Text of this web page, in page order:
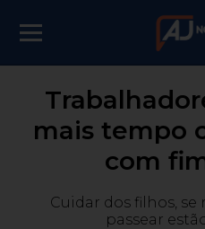
mais tempo
com
Cuidar dos filhos,
passear